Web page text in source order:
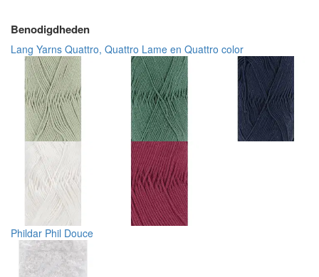
Benodigdheden
Lang Yarns Quattro, Quattro Lame en Quattro color
Phildar Phil Douce